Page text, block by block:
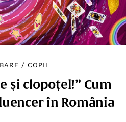
/ COPII
și clopoțel!” Cum
în România